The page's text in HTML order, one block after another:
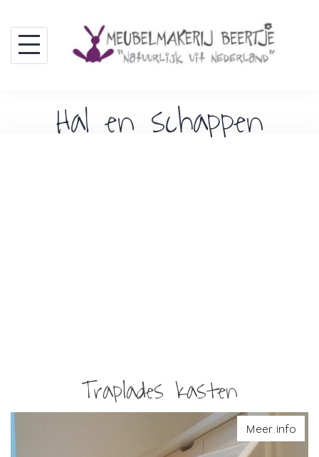
content
Hal en schappen
Traplades kasten
Meer info